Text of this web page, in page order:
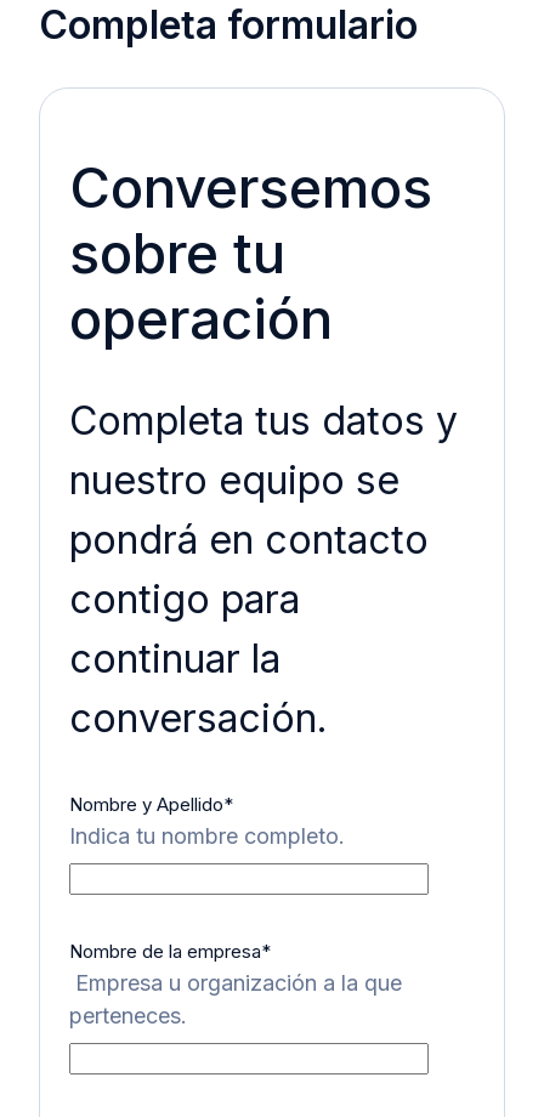
Completa formulario
Conversemos
sobre tu
operación
Completa tus datos y
nuestro equipo se
pondrá en contacto
contigo para
continuar la
conversación.
Nombre y Apellido*
Indica tu nombre completo.
Nombre de la empresa*
Empresa u organización a la que
perteneces.